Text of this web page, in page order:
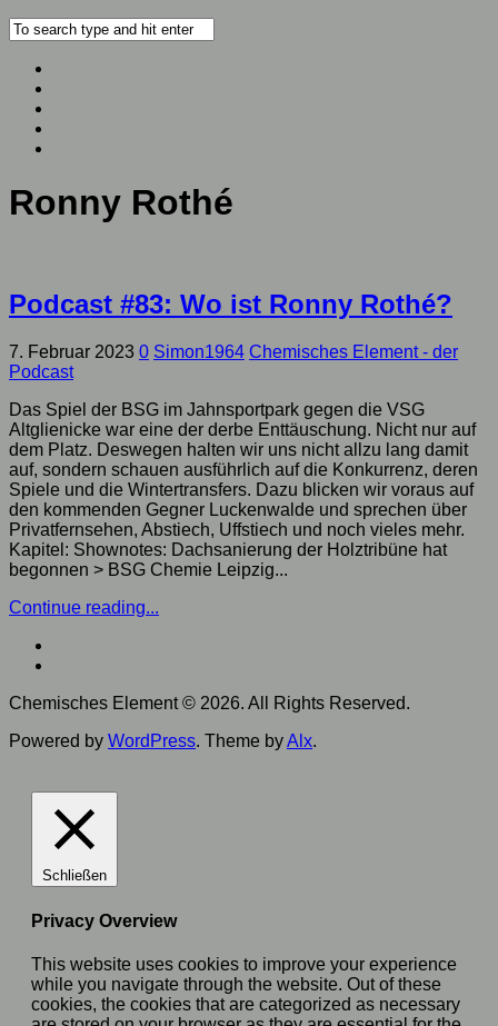
Ronny Rothé
Podcast #83: Wo ist Ronny Rothé?
7. Februar 2023 0 Simon1964 Chemisches Element - der
Podcast
Das Spiel der BSG im Jahnsportpark gegen die VSG
Altglienicke war eine der derbe Enttäuschung. Nicht nur auf
dem Platz. Deswegen halten wir uns nicht allzu lang damit
auf, sondern schauen ausführlich auf die Konkurrenz, deren
Spiele und die Wintertransfers. Dazu blicken wir voraus auf
den kommenden Gegner Luckenwalde und sprechen über
Privatfernsehen, Abstiech, Uffstiech und noch vieles mehr.
Kapitel: Shownotes: Dachsanierung der Holztribüne hat
begonnen > BSG Chemie Leipzig...
Continue reading...
Chemisches Element © 2026. All Rights Reserved.
Powered by WordPress. Theme byAlx.
Schließen
Privacy Overview
This website uses cookies to improve your experience
while you navigate through the website. Out of these
cookies, the cookies that are categorized as necessary